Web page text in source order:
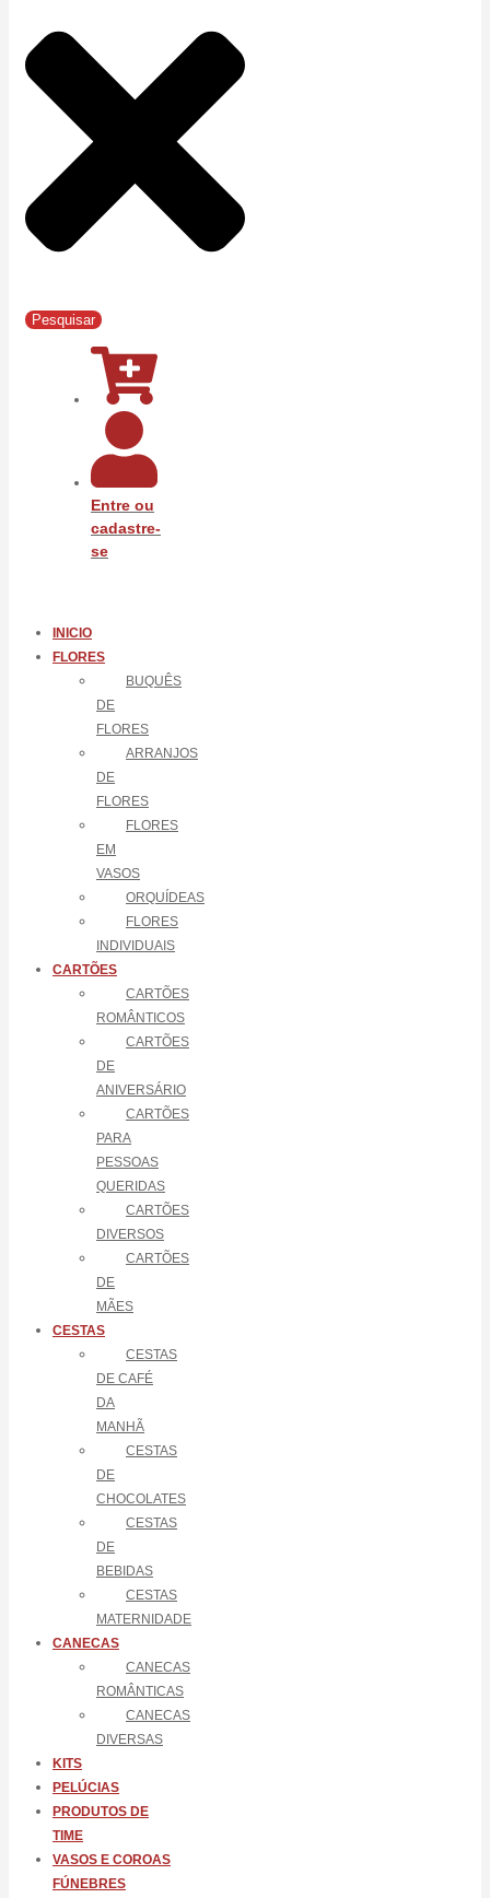
Pesquisar
Entre ou
cadastre-
se
INICIO
FLORES
BUQUÊS
DE
FLORES
ARRANJOS
DE
FLORES
FLORES
EM
VASOS
ORQUÍDEAS
FLORES
INDIVIDUAIS
CARTÕES
CARTÕES
ROMÂNTICOS
CARTÕES
DE
ANIVERSÁRIO
CARTÕES
PARA
PESSOAS
QUERIDAS
CARTÕES
DIVERSOS
CARTÕES
DE
MÃES
CESTAS
CESTAS
DE CAFÉ
DA
MANHÃ
CESTAS
DE
CHOCOLATES
CESTAS
DE
BEBIDAS
CESTAS
MATERNIDADE
CANECAS
CANECAS
ROMÂNTICAS
CANECAS
DIVERSAS
KITS
PELÚCIAS
PRODUTOS DE
TIME
VASOS E COROAS
FÚNEBRES